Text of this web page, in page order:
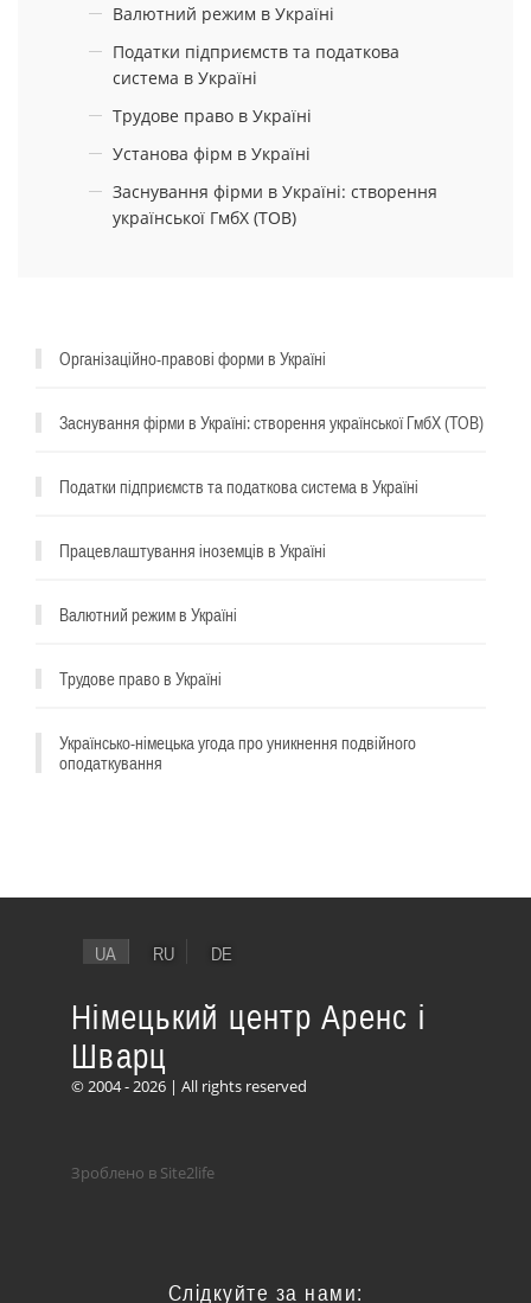
Організаційно-правові форми в Україні
Заснування фірми в Україні: створення української ГмбХ (ТОВ)
Податки підприємств та податкова система в Україні
Працевлаштування іноземців в Україні
Валютний режим в Україні
Трудове право в Україні
Українсько-німецька угода про уникнення подвійного
оподаткування
Валютний режим в Україні
Податки підприємств та податкова
система в Україні
Трудове право в Україні
Установа фірм в Україні
Заснування фірми в Україні: створення
української ГмбХ (ТОВ)
UA RU DE
Німецький центр Аренс і
Шварц
© 2004 - 2026 | All rights reserved
Зроблено в Site2life
Слідкуйте за нами: